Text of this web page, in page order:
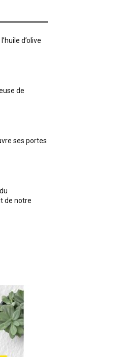
d’olive
de
ses portes
de notre